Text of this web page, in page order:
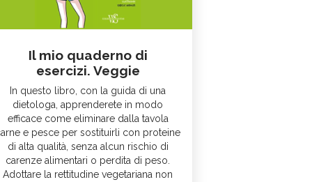
Il mio quaderno di
esercizi. Veggie
In questo libro, con la guida di una
dietologa, apprenderete in modo
efficace come eliminare dalla tavola
e pesce per sostituirli con proteine
di alta qualità, senza alcun rischio di
carenze alimentari o perdita di peso.
Adottare la rettitudine vegetariana non